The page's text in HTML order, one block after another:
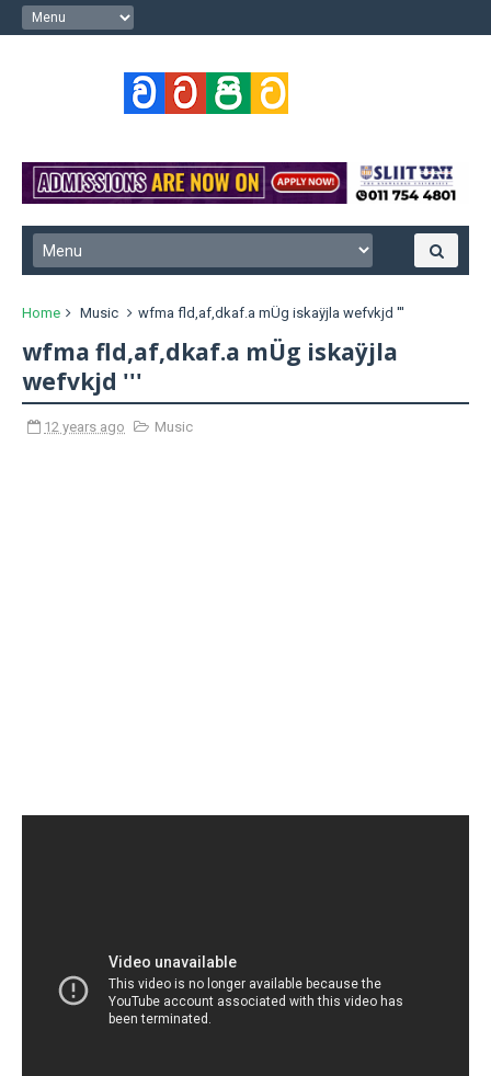
Home Music wfma fld,af,dkaf.a mÜg iskaÿjla wefvkjd '''
wfma fld,af,dkaf.a mÜg iskaÿjla
wefvkjd '''
12 years ago Music